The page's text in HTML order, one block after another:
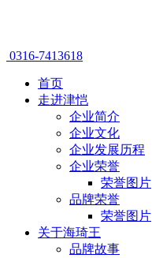
0316-7413618
首页
走进津恺
企业简介
企业文化
企业发展历程
企业荣誉
荣誉图片
品牌荣誉
荣誉图片
关于海琦王
品牌故事